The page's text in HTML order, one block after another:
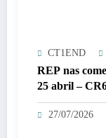
CT1END
REP nas
25 abril –
27/07/2026